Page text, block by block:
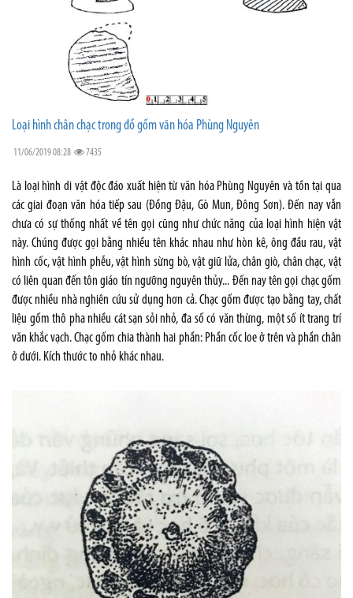
Loại hình chân chạc trong đồ gốm văn hóa Phùng Nguyên
11/06/2019 08:28 7435
Là loại hình di vật độc đáo xuất hiện từ văn hóa Phùng Nguyên và tồn tại qua
các giai đoạn văn hóa tiếp sau (Đồng Đậu, Gò Mun, Đông Sơn). Đến nay vẫn
chưa có sự thống nhất về tên gọi cũng như chức năng của loại hình hiện vật
này. Chúng được gọi bằng nhiều tên khác nhau như hòn kê, ông đầu rau, vật
hình cốc, vật hình phễu, vật hình sừng bò, vật giữ lửa, chân giò, chân chạc, vật
có liên quan đến tôn giáo tín ngưỡng nguyên thủy... Đến nay tên gọi chạc gốm
được nhiều nhà nghiên cứu sử dụng hơn cả. Chạc gốm được tạo bằng tay, chất
liệu gốm thô pha nhiều cát sạn sỏi nhỏ, đa số có văn thừng, một số ít trang trí
văn khắc vạch. Chạc gốm chia thành hai phần: Phần cốc loe ở trên và phần chân
ở dưới. Kích thước to nhỏ khác nhau.